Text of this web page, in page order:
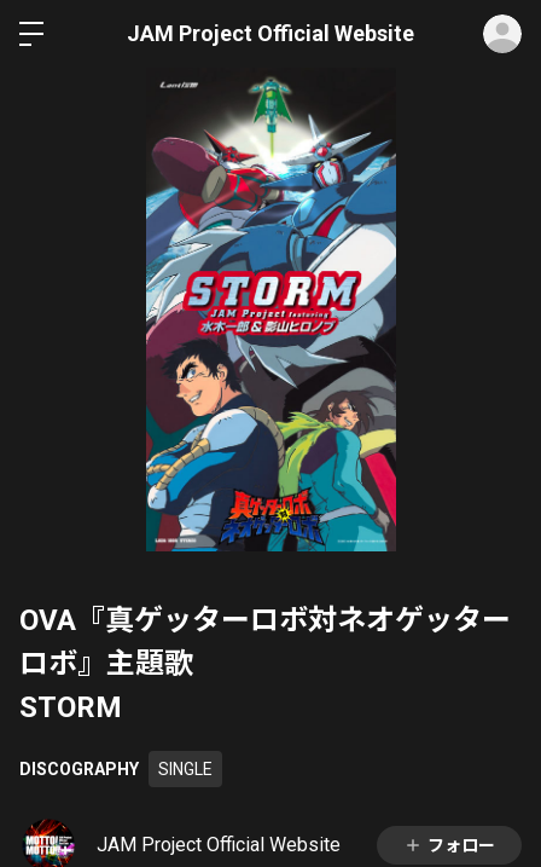
JAM Project Official Website
OVA『真ゲッターロボ対ネオゲッター
ロボ』主題歌
STORM
DISCOGRAPHY SINGLE
JAM Project Official Website フォロー